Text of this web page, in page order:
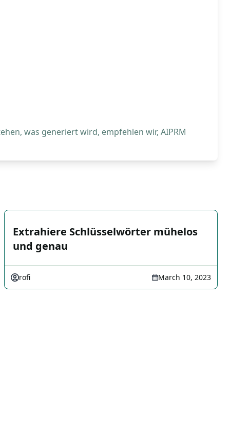
was generiert wird, empfehlen wir, AIPRM
Extrahiere Schlüsselwörter mühelos
und genau
rofi March 10, 2023